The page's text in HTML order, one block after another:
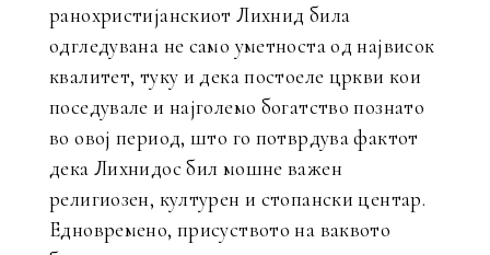
ранохристијанскиот Лихнид била
одгледувана не само уметноста од највисок
квалитет, туку и дека постоеле цркви кои
поседувале и најголемо богатство познато
во овој период, што го потврдува фактот
дека Лихнидос бил мошне важен
религиозен, културен и стопански центар.
Едновремено, присуството на ваквото